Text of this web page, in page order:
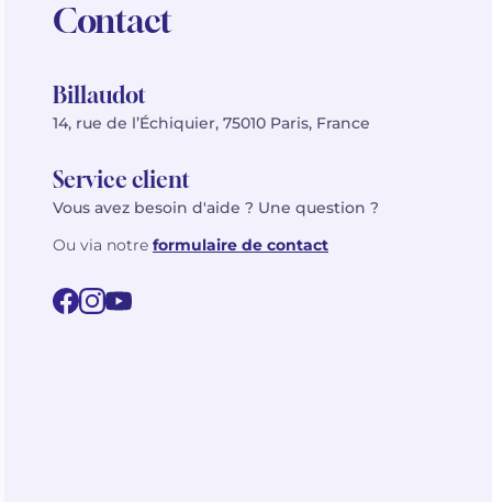
Contact
Billaudot
14, rue de l’Échiquier, 75010 Paris, France
Service client
Vous avez besoin d'aide ? Une question ?
Ou via notre formulaire de contact